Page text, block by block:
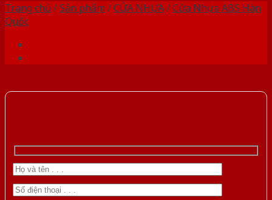
Trang chủ /Sản phẩm /CỬA NHỰA/Cửa Nhựa ABS Hàn
Quốc